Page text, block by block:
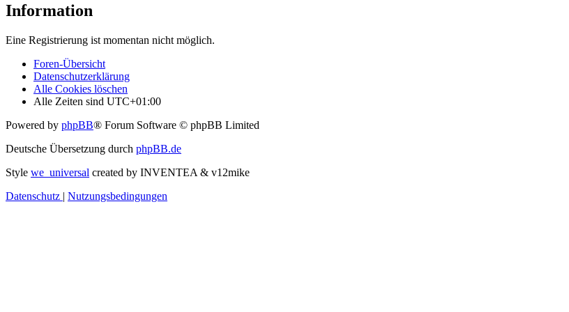
Information
Eine Registrierung ist momentan nicht möglich.
Foren-Übersicht
Datenschutzerklärung
Alle Cookies löschen
Alle Zeiten sind UTC+01:00
Powered by phpBB® Forum Software © phpBB Limited
Deutsche Übersetzung durch phpBB.de
Style we_universal created by INVENTEA & v12mike
Datenschutz | Nutzungsbedingungen